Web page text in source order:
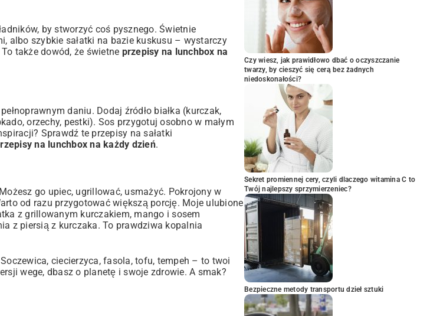
by stworzyć coś pysznego. Świetnie
albo szybkie sałatki na bazie kuskusu – wystarczy
To także dowód, że świetne przepisy na lunchbox na
daniu. Dodaj źródło białka (kurczak,
orzechy, pestki). Sos przygotuj osobno w małym
Sprawdź te przepisy na sałatki
na lunchbox na każdy dzień.
go upiec, ugrillować, usmażyć. Pokrojony w
od razu przygotować większą porcję. Moje ulubione
z grillowanym kurczakiem, mango i sosem
z piersią z kurczaka. To prawdziwa kopalnia
ciecierzyca, fasola, tofu, tempeh – to twoi
wege, dbasz o planetę i swoje zdrowie. A smak?
Czy wiesz, jak prawidłowo dbać o oczyszczanie
twarzy, by cieszyć się cerą bez żadnych
niedoskonałości?
Sekret promiennej cery, czyli dlaczego witamina C to
Twój najlepszy sprzymierzeniec?
Bezpieczne metody transportu dzieł sztuki